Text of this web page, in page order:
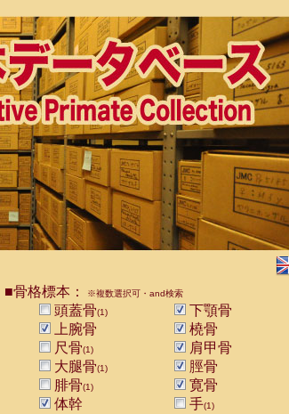
■骨格標本： ※複数選択可・and検索
頭蓋骨(1)
下顎骨
上腕骨
橈骨
尺骨(1)
肩甲骨
大腿骨(1)
脛骨
腓骨(1)
寛骨
体幹
手(1)